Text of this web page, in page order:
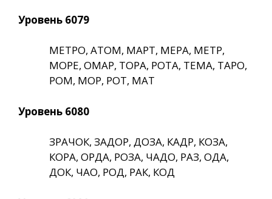
Уровень 6079
МЕТРО, АТОМ, МАРТ, МЕРА, МЕТР,
МОРЕ, ОМАР, ТОРА, РОТА, ТЕМА, ТАРО,
РОМ, МОР, РОТ, МАТ
Уровень 6080
ЗРАЧОК, ЗАДОР, ДОЗА, КАДР, КОЗА,
КОРА, ОРДА, РОЗА, ЧАДО, РАЗ, ОДА,
ДОК, ЧАО, РОД, РАК, КОД